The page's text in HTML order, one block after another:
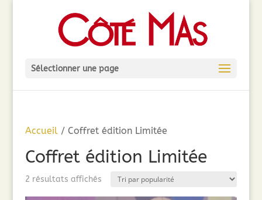
Sélectionner une page
Accueil/ Coffret édition Limitée
Coffret édition Limitée
2 résultats affichésTrié
par